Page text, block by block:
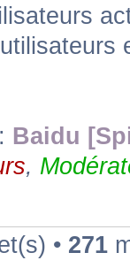
Baidu
,
• 271